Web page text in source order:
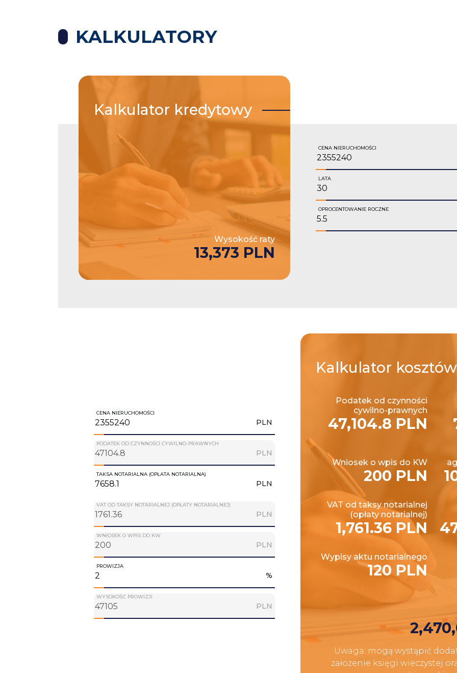
KALKULATORY
Kalkulator kredytowy
Wysokość raty
13,373 PLN
CENA NIERUCHOMOŚCI
LATA
OPROCENTOWANIE ROCZNE
Kalkulator kosztów
Podatek od czynności
cywilno-prawnych
47,104.8 PLN
Wniosek o wpis do KW
200 PLN
VAT od taksy notarialnej
(opłaty notarialnej)
1,761.36 PLN
Wypisy aktu notarialnego
120 PLN
Uwaga: mogą wystąpić
założenie księgi wieczystej
CENA NIERUCHOMOŚCI
PLN
PODATEK OD CZYNNOŚCI CYWILNO-PRAWNYCH
PLN
TAKSA NOTARIALNA (OPŁATA NOTARIALNA)
PLN
VAT OD TAKSY NOTARIALNEJ (OPŁATY NOTARIALNEJ)
PLN
WNIOSEK O WPIS DO KW
PLN
PROWIZJA
%
WYSOKOŚĆ PROWIZJI
PLN